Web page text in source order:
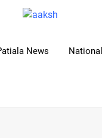
News National